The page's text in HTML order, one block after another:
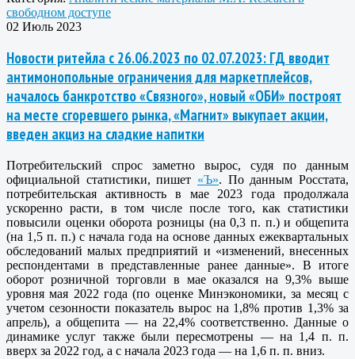
свободном доступе
02 Июль 2023
Новости ритейла с 26.06.2023 по 02.07.2023: ГД вводит
антимонопольные ограничения для маркетплейсов,
началось банкротство «Связного», новый «ОБИ» построят
на месте сгоревшего рынка, «Магнит» выкупает акции,
введен акциз на сладкие напитки
Потребительский спрос заметно вырос, судя по данным
официальной статистики, пишет «Ъ». По данным Росстата,
потребительская активность в мае 2023 года продолжала
ускоренно расти, в том числе после того, как статистики
повысили оценки оборота розницы (на 0,3 п. п.) и общепита
(на 1,5 п. п.) с начала года на основе данных ежеквартальных
обследований малых предприятий и «изменений, внесенных
респондентами в представленные ранее данные». В итоге
оборот розничной торговли в мае оказался на 9,3% выше
уровня мая 2022 года (по оценке Минэкономики, за месяц с
учетом сезонности показатель вырос на 1,8% против 1,3% за
апрель), а общепита — на 22,4% соответственно. Данные о
динамике услуг также были пересмотрены — на 1,4 п. п.
вверх за 2022 год, а с начала 2023 года — на 1,6 п. п. вниз.